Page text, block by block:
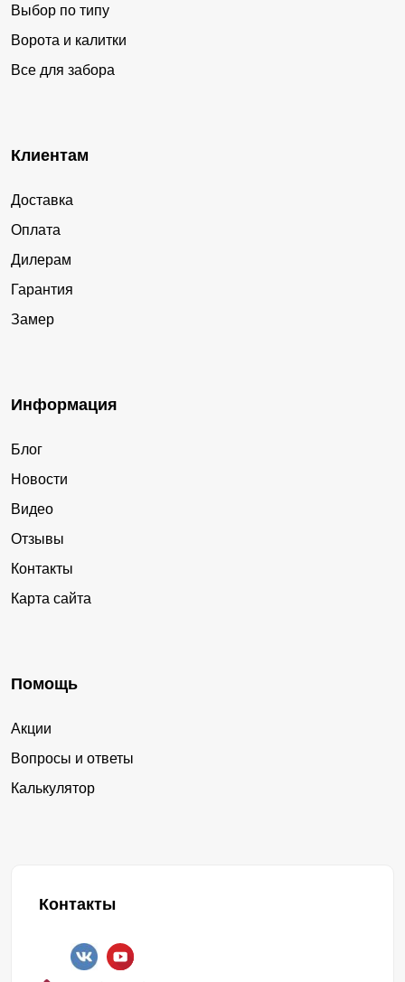
Выбор по типу
Ворота и калитки
Все для забора
Клиентам
Доставка
Оплата
Дилерам
Гарантия
Замер
Информация
Блог
Новости
Видео
Отзывы
Контакты
Карта сайта
Помощь
Акции
Вопросы и ответы
Калькулятор
Контакты